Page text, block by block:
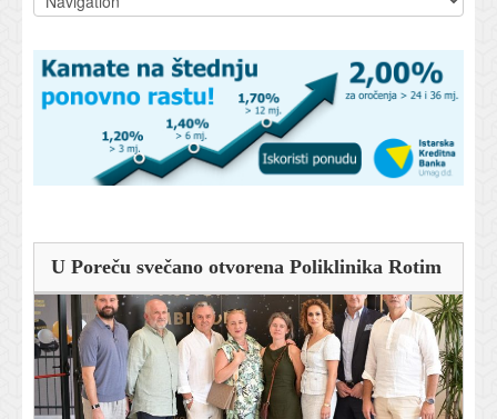
U Poreču svečano otvorena Poliklinika Rotim